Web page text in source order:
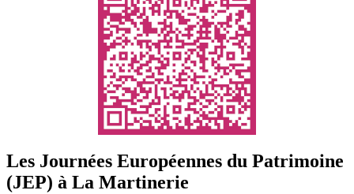
Les Journées Européennes du Patrimoine
(JEP) à La Martinerie